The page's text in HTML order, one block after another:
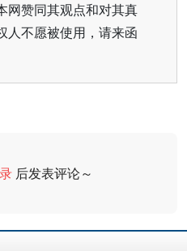
网赞同其观点和对其真
人不愿被使用，请来函
后发表评论～